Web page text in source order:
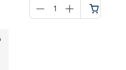
für
Warenkorb